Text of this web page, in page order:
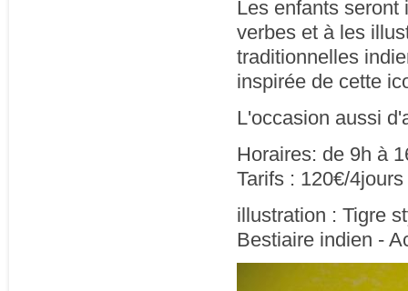
Les enfants seront
verbes et à les
traditionnelles
inspirée de cette
L'occasion aussi
Horaires: de 9h à
Tarifs : 120€/
illustration : Tigre
Bestiaire indien -